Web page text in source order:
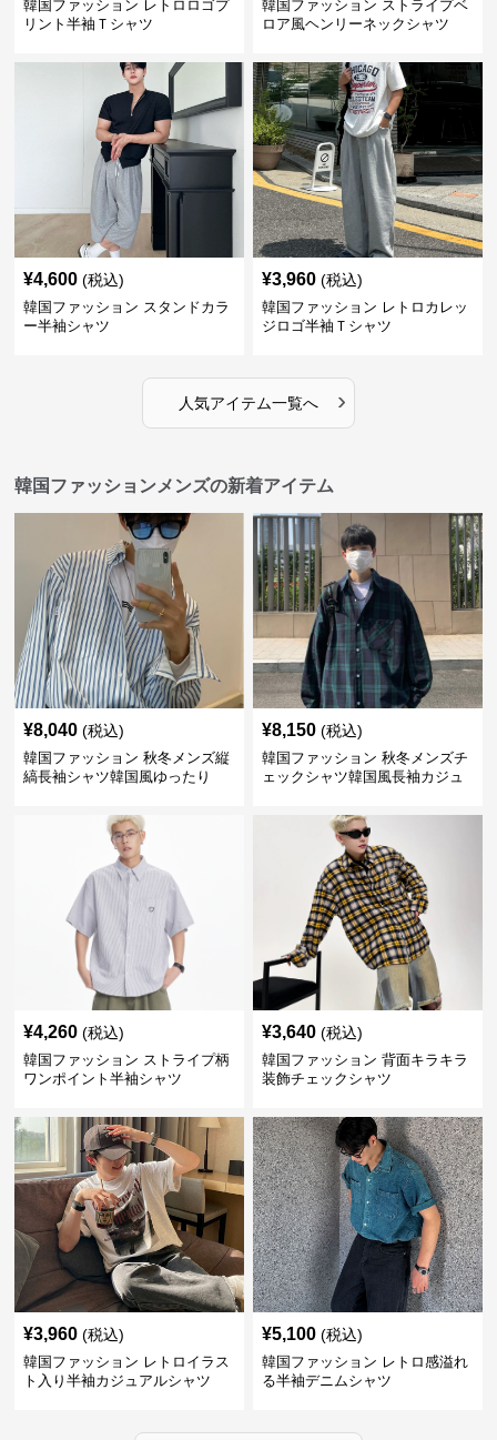
韓国ファッション レトロロゴプ
リント半袖Ｔシャツ
韓国ファッション ストライプベ
ロア風ヘンリーネックシャツ
¥4,600 (税込)
韓国ファッション スタンドカラ
ー半袖シャツ
¥3,960 (税込)
韓国ファッション レトロカレッ
ジロゴ半袖Ｔシャツ
人気アイテム一覧へ ›
韓国ファッションメンズの新着アイテム
¥8,040 (税込)
韓国ファッション 秋冬メンズ縦
縞長袖シャツ韓国風ゆったり
¥8,150 (税込)
韓国ファッション 秋冬メンズチ
ェックシャツ韓国風長袖カジュ
¥4,260 (税込)
韓国ファッション ストライプ柄
ワンポイント半袖シャツ
¥3,640 (税込)
韓国ファッション 背面キラキラ
装飾チェックシャツ
¥3,960 (税込)
韓国ファッション レトロイラス
ト入り半袖カジュアルシャツ
¥5,100 (税込)
韓国ファッション レトロ感溢れ
る半袖デニムシャツ